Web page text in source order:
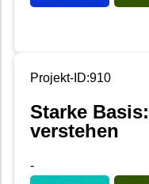
Projekt-ID:910
Starke
verstehen
-